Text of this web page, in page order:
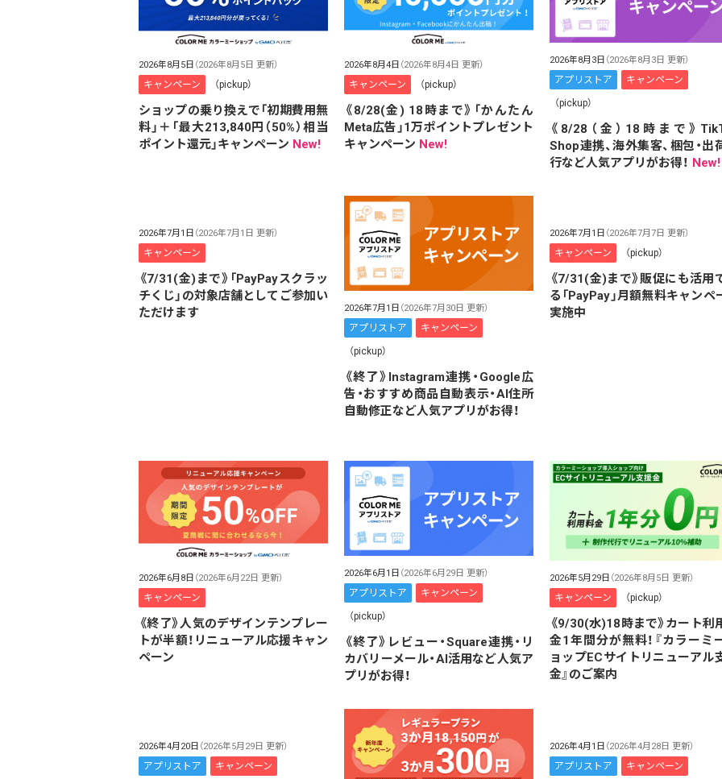
2026年8月5日 （2026年8月5日 更新）
キャンペーン （pickup）
ショップの乗り換えで「初期費用無
料」＋「最大213,840円（50%）相当
ポイント還元」キャンペーン New!
2026年8月4日 （2026年8月4日 更新）
キャンペーン （pickup）
《8/28(金) 18時まで》「かんたん
Meta広告」1万ポイントプレゼント
キャンペーン New!
2026年8月3日 （2026年8月3日 更新）
アプリストア キャンペーン
（pickup）
《8/28（金）18時まで》
Shop連携、海外集客、梱包・出
行など人気アプリがお得！ New!
2026年7月1日 （2026年7月1日 更新）
キャンペーン
《7/31(金)まで》「PayPayスクラッ
チくじ」の対象店舗としてご参加い
ただけます
2026年7月1日 （2026年7月30日 更新）
アプリストア キャンペーン
（pickup）
《終了》Instagram連携・Google広
告・おすすめ商品自動表示・AI住所
自動修正など人気アプリがお得！
2026年7月1日 （2026年7月7日 更新）
キャンペーン （pickup）
《7/31(金)まで》販促にも活用
る「PayPay」月額無料キャンペ
実施中
2026年6月8日 （2026年6月22日 更新）
キャンペーン
《終了》人気のデザインテンプレー
トが半額！リニューアル応援キャン
ペーン
2026年6月1日 （2026年6月29日 更新）
アプリストア キャンペーン
（pickup）
《終了》レビュー・Square連携・リ
カバリーメール・AI活用など人気ア
プリがお得！
2026年5月29日 （2026年8月5日 更新）
キャンペーン （pickup）
《9/30(水)18時まで》カート利
金1年間分が無料！『カラーミ
ョップECサイトリニューアル
金』のご案内
2026年4月20日 （2026年5月29日 更新）
アプリストア キャンペーン
2026年4月1日 （2026年4月28日 更新）
アプリストア キャンペーン